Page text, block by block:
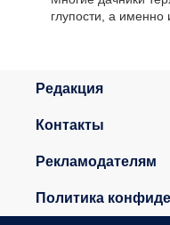
глупости, а именно
Редакция
Контакты
Рекламодателям
Политика